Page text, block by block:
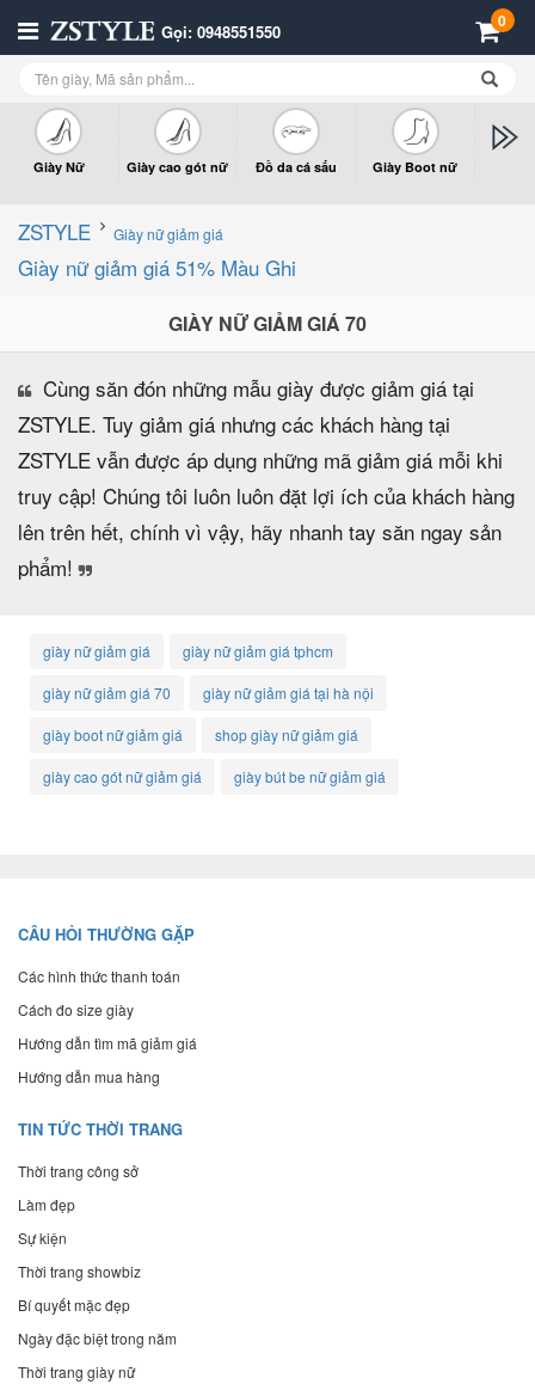
Gọi: 0948551550 0
Giày Nữ Giày cao gót nữ Đồ da cá sấu Giày Boot nữ
ZSTYLE Giày nữ giảm giá
Giày nữ giảm giá 51% Màu Ghi
GIÀY NỮ GIẢM GIÁ 70
Cùng săn đón những mẫu giày được giảm giá tại
ZSTYLE. Tuy giảm giá nhưng các khách hàng tại
ZSTYLE vẫn được áp dụng những mã giảm giá mỗi khi
truy cập! Chúng tôi luôn luôn đặt lợi ích của khách hàng
lên trên hết, chính vì vậy, hãy nhanh tay săn ngay sản
phẩm!
giày nữ giảm giá giày nữ giảm giá tphcm
giày nữ giảm giá 70 giày nữ giảm giá tại hà nội
giày boot nữ giảm giá shop giày nữ giảm giá
giày cao gót nữ giảm giá giày bút be nữ giảm giá
CÂU HỎI THƯỜNG GẶP
Các hình thức thanh toán
Cách đo size giày
Hướng dẫn tìm mã giảm giá
Hướng dẫn mua hàng
TIN TỨC THỜI TRANG
Thời trang công sở
Làm đẹp
Sự kiện
Thời trang showbiz
Bí quyết mặc đẹp
Ngày đặc biệt trong năm
Thời trang giày nữ